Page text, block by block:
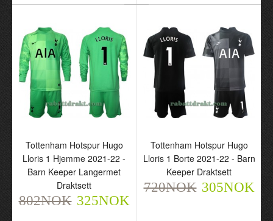
Frankrike Hugo Lloris 1
Borte VM 2022 - Barn
Keeper Draktsett
720NOK
Tottenham Hotspur Hugo
Lloris 1 Hjemme 2021-22 -
Barn Keeper Langermet
Draktsett
802NOK 325NOK
Tottenham Hotspur Hugo
Lloris 1 Borte 2021-22 - Barn
Keeper Draktsett
720NOK 305NOK